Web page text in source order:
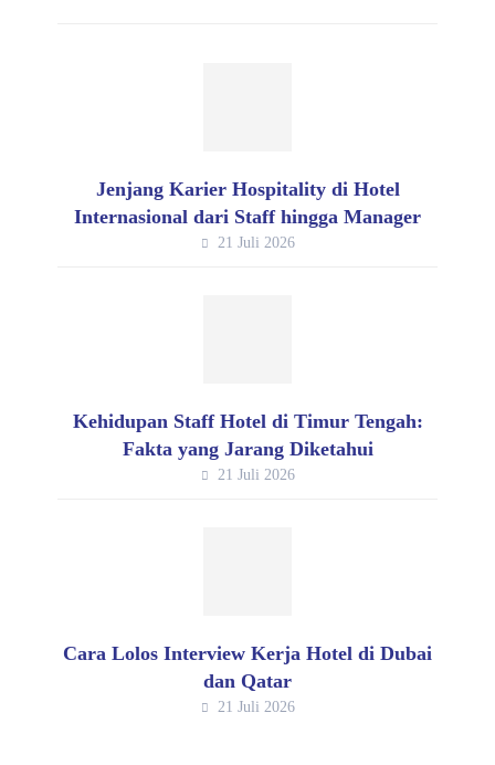
Jenjang Karier Hospitality di Hotel
Internasional dari Staff hingga Manager
21 Juli 2026
Kehidupan Staff Hotel di Timur Tengah:
Fakta yang Jarang Diketahui
21 Juli 2026
Cara Lolos Interview Kerja Hotel di Dubai
dan Qatar
21 Juli 2026